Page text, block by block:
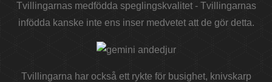
Tvillingarnas medfödda speglingskvalitet - Tvillingarnas
infödda kanske inte ens inser medvetet att de gör detta.
Tvillingarna har också ett rykte för busighet, knivskarp